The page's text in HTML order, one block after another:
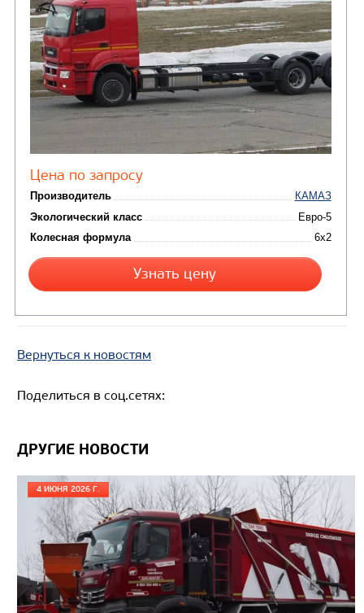
Производитель
Экологический класс
Колесная формула
Заказать
ШАССИ КАМАЗ 65117
Цена по запросу
Производитель
Вернуться к новостям
Поделиться в соц.сетях:
ДРУГИЕ НОВОСТИ
4 ИЮНЯ 2026 Г.